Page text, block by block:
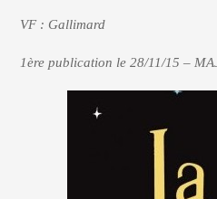
VF : Gallimard
1ère publication le 28/11/15 –